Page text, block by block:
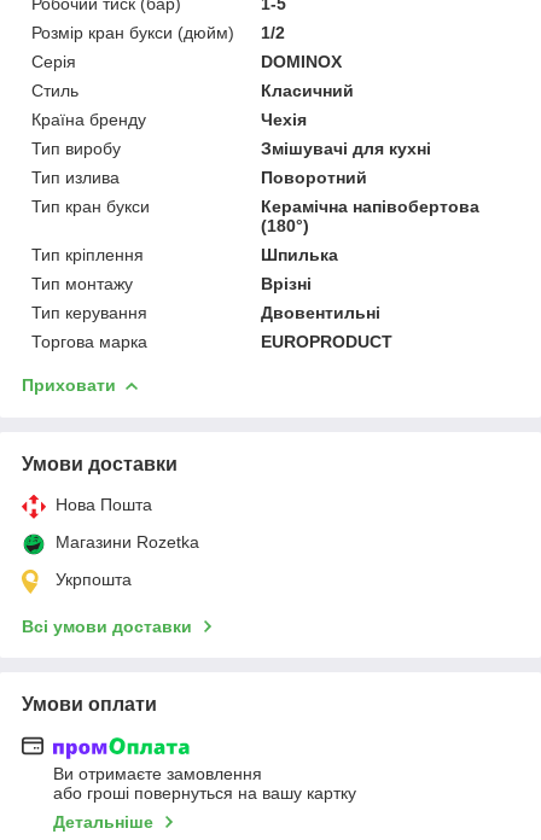
Розмір кран букси (дюйм)
1/2
Серія
DOMINOX
Стиль
Класичний
Країна бренду
Чехія
Тип виробу
Змішувачі для кухні
Тип излива
Поворотний
Тип кран букси
Керамічна напівобертова
(180°)
Тип кріплення
Шпилька
Тип монтажу
Врізні
Тип керування
Двовентильні
Торгова марка
EUROPRODUCT
Приховати
Умови доставки
Нова Пошта
Магазини Rozetka
Укрпошта
Всі умови доставки
Умови оплати
Ви отримаєте замовлення
або гроші повернуться на вашу картку
Детальніше